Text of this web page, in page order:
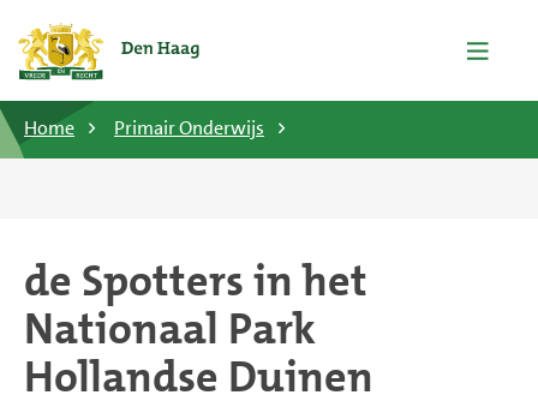
Home Primair Onderwijs
de Spotters in het
Nationaal Park
Hollandse Duinen